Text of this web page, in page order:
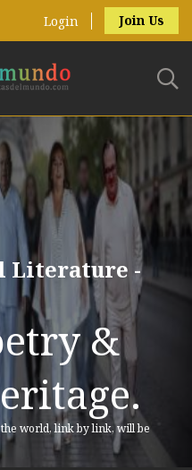
Login Join Us
Literature -
&
world, link by link, will be